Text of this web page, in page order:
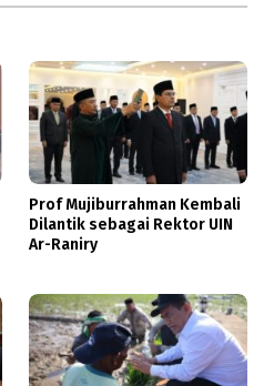
Prof Mujiburrahman Kembali
Dilantik sebagai Rektor UIN
Ar-Raniry